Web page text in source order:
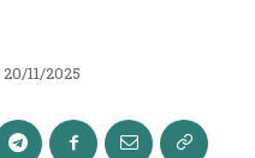
20/11/2025